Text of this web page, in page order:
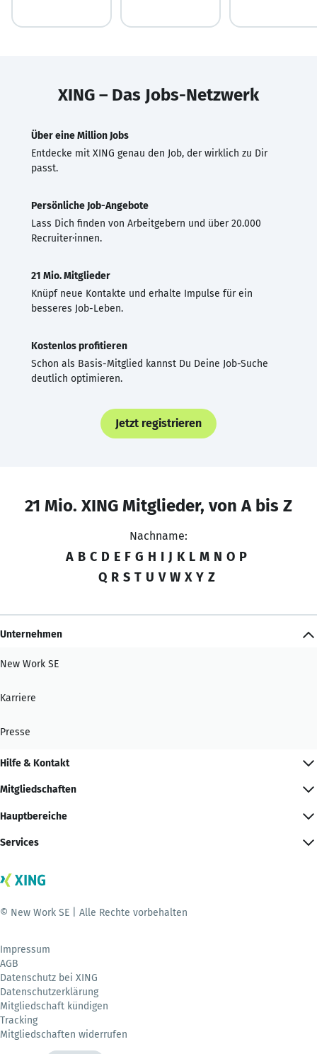
XING – Das Jobs-Netzwerk
Über eine Million Jobs
Entdecke mit XING genau den Job, der wirklich zu Dir
passt.
Persönliche Job-Angebote
Lass Dich finden von Arbeitgebern und über 20.000
Recruiter·innen.
21 Mio. Mitglieder
Knüpf neue Kontakte und erhalte Impulse für ein
besseres Job-Leben.
Kostenlos profitieren
Schon als Basis-Mitglied kannst Du Deine Job-Suche
deutlich optimieren.
Jetzt registrieren
21 Mio. XING Mitglieder, von A bis Z
Nachname:
A B C D E F G H I J K L M N O P
Q R S T U V W X Y Z
Unternehmen
New Work SE
Karriere
Presse
Hilfe & Kontakt
Mitgliedschaften
Hauptbereiche
Services
© New Work SE | Alle Rechte vorbehalten
Impressum
AGB
Datenschutz bei XING
Datenschutzerklärung
Mitgliedschaft kündigen
Tracking
Mitgliedschaften widerrufen